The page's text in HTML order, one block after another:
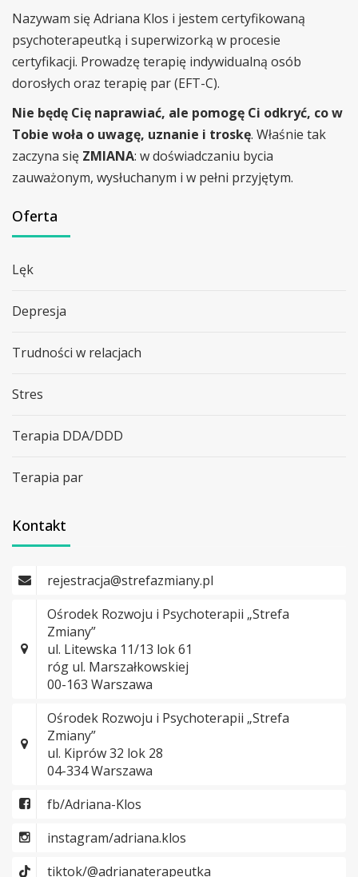
Nazywam się Adriana Klos i jestem certyfikowaną
psychoterapeutką i superwizorką w procesie
certyfikacji. Prowadzę terapię indywidualną osób
dorosłych oraz terapię par (EFT-C).
Nie będę Cię naprawiać, ale pomogę Ci odkryć, co w
Tobie woła o uwagę, uznanie i troskę. Właśnie tak
zaczyna się ZMIANA: w doświadczaniu bycia
zauważonym, wysłuchanym i w pełni przyjętym.
Oferta
Lęk
Depresja
Trudności w relacjach
Stres
Terapia DDA/DDD
Terapia par
Kontakt
rejestracja@strefazmiany.pl
Ośrodek Rozwoju i Psychoterapii „Strefa
Zmiany”
ul. Litewska 11/13 lok 61
róg ul. Marszałkowskiej
00-163 Warszawa
Ośrodek Rozwoju i Psychoterapii „Strefa
Zmiany”
ul. Kiprów 32 lok 28
04-334 Warszawa
fb/Adriana-Klos
instagram/adriana.klos
tiktok/@adrianaterapeutka